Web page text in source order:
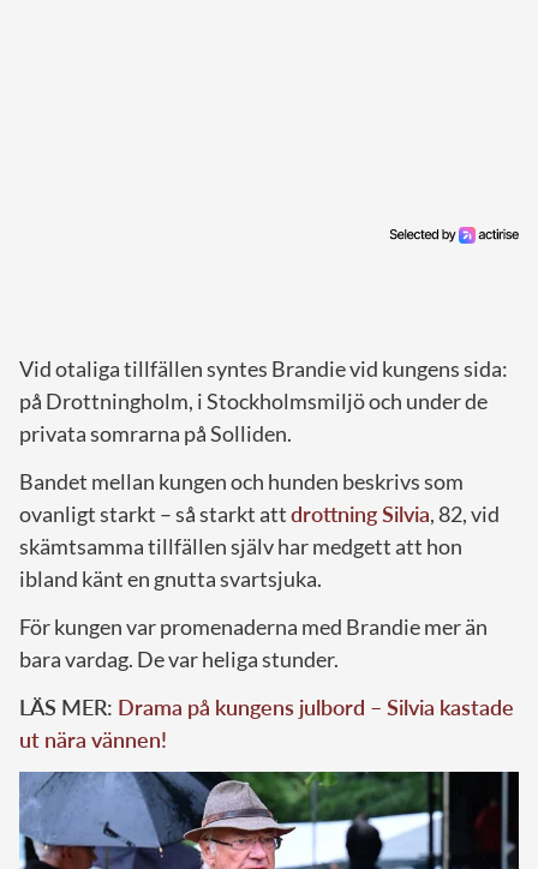
Vid otaliga tillfällen syntes Brandie vid kungens sida:
på Drottningholm, i Stockholmsmiljö och under de
privata somrarna på Solliden.
Bandet mellan kungen och hunden beskrivs som
ovanligt starkt – så starkt attdrottning Silvia, 82, vid
skämtsamma tillfällen själv har medgett att hon
ibland känt en gnutta svartsjuka.
För kungen var promenaderna med Brandie mer än
bara vardag. De var heliga stunder.
LÄS MER: Drama på kungens julbord – Silvia kastade
ut nära vännen!